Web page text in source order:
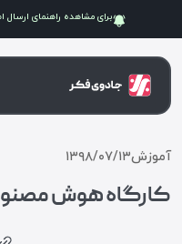
برای مشاهده راهنمای ارسال
آموزش۱۳۹۸/۰۷/۱۳
کارگاه هوش